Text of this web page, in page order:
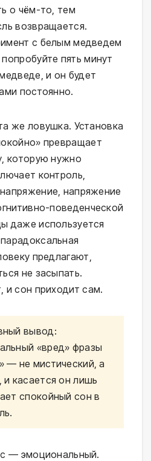
о чём-то, тем
возвращается.
с белым медведем
пять минут
и он будет
постоянно.
же ловушка. Установка
превращает
которую нужно
контроль,
напряжение
поведенческой
даже используется
предлагают,
не засыпать.
и сон приходит сам.
вывод:
«вред» фразы
— не мистический, а
и касается он лишь
спокойный сон в
— эмоциональный.